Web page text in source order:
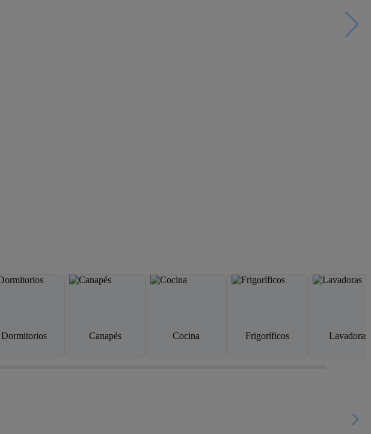
Dormitorios Canapés Cocina Frigoríficos Lavadoras